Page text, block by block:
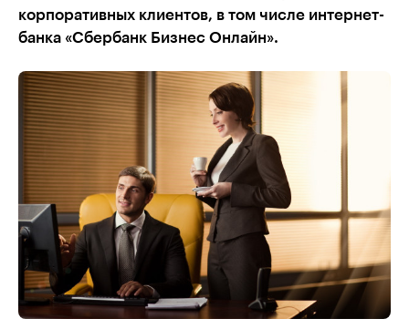
корпоративных клиентов, в том числе интернет-
банка «Сбербанк Бизнес Онлайн».